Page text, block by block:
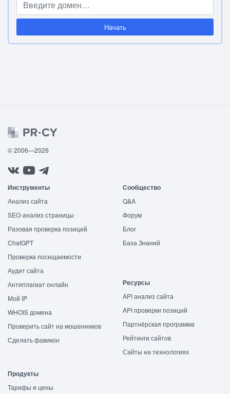
Начать
© 2006—2026
Инструменты
Анализ сайта
SEO-анализ страницы
Разовая проверка позиций
ChatGPT
Проверка посещаемости
Аудит сайта
Антиплагиат онлайн
Мой IP
WHOIS домена
Проверить сайт на мошенников
Сделать фавикон
Сообщество
Q&A
Форум
Блог
База Знаний
Ресурсы
API анализ сайта
API проверки позиций
Партнёрская программа
Рейтинги сайтов
Сайты на технологиях
Продукты
Тарифы и цены